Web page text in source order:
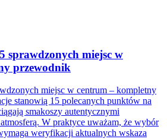
sprawdzonych miejsc w
przewodnik
miejsc w centrum – kompletny
stanowią 15 polecanych punktów na
smakoszy autentycznymi
W praktyce uważam, że wybór
weryfikacji aktualnych wskaza